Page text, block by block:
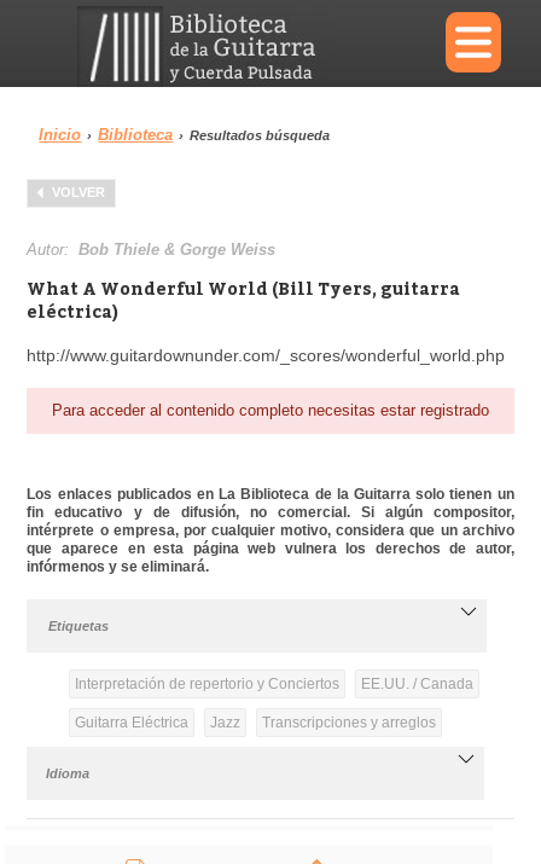
×
Menu
Biblioteca
Área personal Reproductor
Inicio › Biblioteca › Resultados búsqueda
VOLVER
Autor:Bob Thiele & Gorge Weiss
What A Wonderful World (Bill Tyers, guitarra
eléctrica)
http://www.guitardownunder.com/_scores/wonderful_world.php
Para acceder al contenido completo necesitas estar registrado
Los enlaces publicados en La Biblioteca de la Guitarra solo tienen un
fin educativo y de difusión, no comercial. Si algún compositor,
intérprete o empresa, por cualquier motivo, considera que un archivo
que aparece en esta página web vulnera los derechos de autor,
infórmenos y se eliminará.
Etiquetas
Interpretación de repertorio y Conciertos EE.UU. / Canada
Guitarra Eléctrica Jazz Transcripciones y arreglos
Idioma